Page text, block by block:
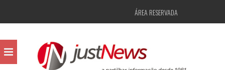
ÁREA RESERVADA